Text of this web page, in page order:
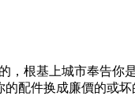
，根基上城市奉告你
配件换成廉價的或